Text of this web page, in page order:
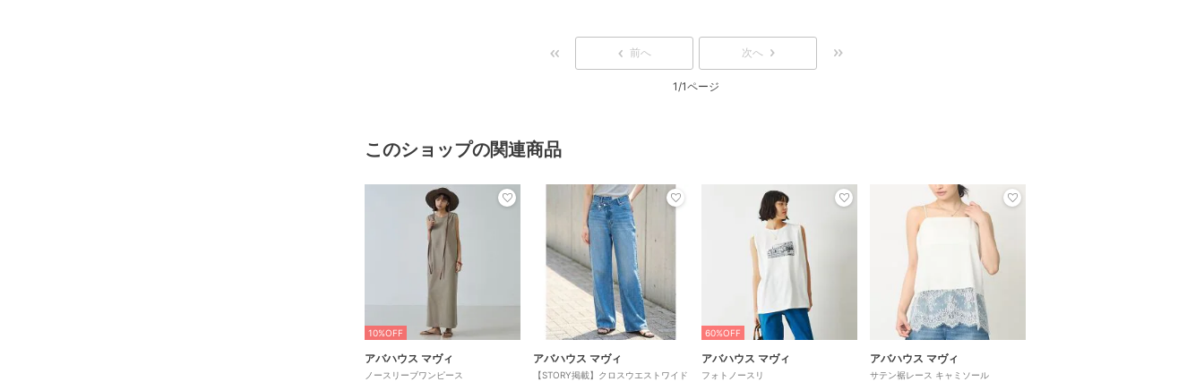
前へ 次へ
1/1ページ
このショップの関連商品
10%OFF
アバハウス マヴィ
ノースリーブワンピース
アバハウス マヴィ
【STORY掲載】クロスウエストワイド
60%OFF
アバハウス マヴィ
フォトノースリ
アバハウス マヴィ
サテン裾レース キャミソール